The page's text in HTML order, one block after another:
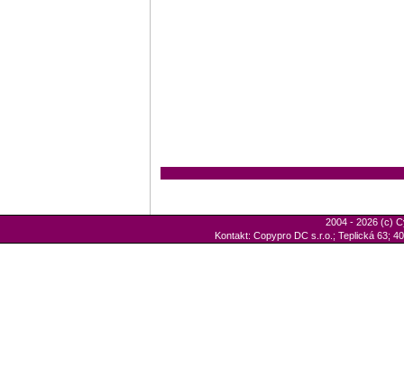
2004 - 2026 (c)
Kontakt: Copypro DC s.r.o.; Teplická 63;